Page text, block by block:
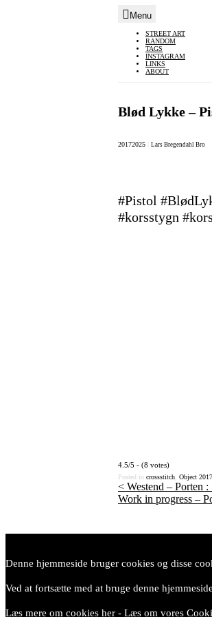
Skip
content
Menu
STREET ART
RANDOM
TAGS
INSTAGRAM
LINKS
ABOUT
Blød Lykke –
20172025 Lars Bregendahl Bro
#Pistol
#korsstygn
4.5/5 - (8 votes)
Posted in crossstitch Object 2017
Post
< Westend – Porten
Work in progress –
Denne hjemmeside bruger cookies og disse
Ved at fortsætte med at bruge denne
Læs mere om cookies her - Læs om vores